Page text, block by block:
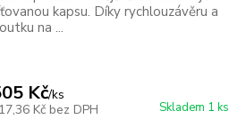
kapsu. Díky rychlouzávěru a
na ...
Kč/ks
Kč bez DPH Skladem 1 ks